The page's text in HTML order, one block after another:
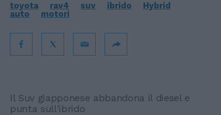
toyota rav4 suv ibrido
Hybrid
auto
motori
Il Suv giapponese abbandona il diesel e
punta sull'ibrido